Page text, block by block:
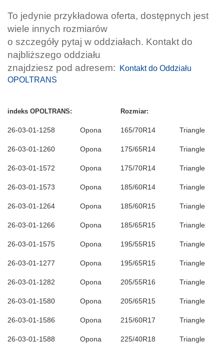
To jedynie przykładowa oferta, dostępnych jest
wiele innych rozmiarów
o szczegóły pytaj w oddziałach. Kontakt do
najbliższego oddziału
znajdziesz pod adresem:
Kontakt do Oddziału
OPOLTRANS
indeks OPOLTRANS: Rozmiar:
26-03-01-1258 Opona 165/70R14 Triangle
26-03-01-1260 Opona 175/65R14 Triangle
26-03-01-1572 Opona 175/70R14 Triangle
26-03-01-1573 Opona 185/60R14 Triangle
26-03-01-1264 Opona 185/60R15 Triangle
26-03-01-1266 Opona 185/65R15 Triangle
26-03-01-1575 Opona 195/55R15 Triangle
26-03-01-1277 Opona 195/65R15 Triangle
26-03-01-1282 Opona 205/55R16 Triangle
26-03-01-1580 Opona 205/65R15 Triangle
26-03-01-1586 Opona 215/60R17 Triangle
26-03-01-1588 Opona 225/40R18 Triangle